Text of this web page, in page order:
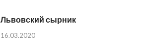
Львовский сырник
16.03.2020